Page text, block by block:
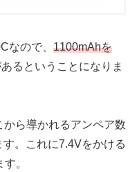
なので、 1100mAhを
るということになりま
ら導かれるアンペア数
す。これに7.4Vをかける
。